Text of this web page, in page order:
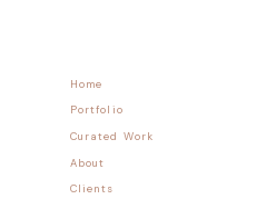
Home
Portfolio
Curated Work
About
Clients